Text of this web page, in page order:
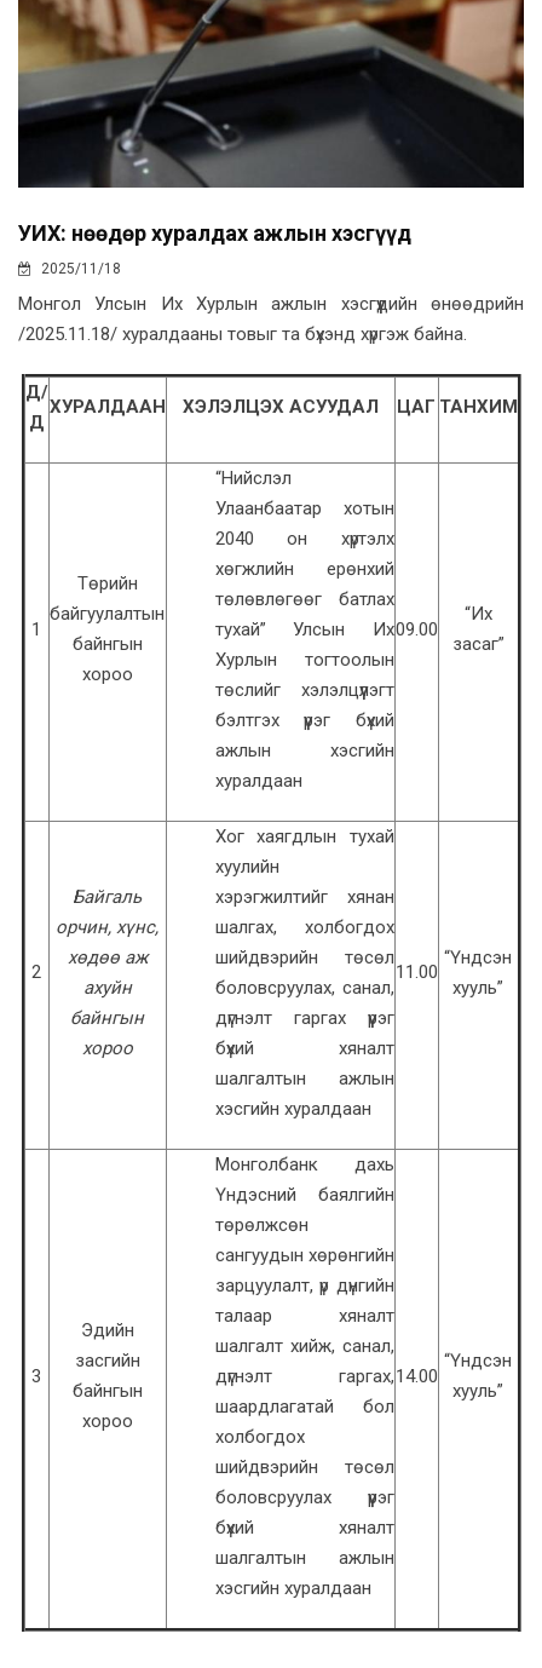
УИХ: Өнөөдөр хуралдах ажлын хэсгүүд
2025/11/18
Монгол Улсын Их Хурлын ажлын хэсгүүдийн өнөөдрийн
/2025.11.18/ хуралдааны товыг та бүхэнд хүргэж байна.
Д/
Д
ХУРАЛДААН ХЭЛЭЛЦЭХ АСУУДАЛ ЦАГ ТАНХИМ
1
Төрийн
байгуулалтын
байнгын
хороо
“Нийслэл
Улаанбаатар хотын
2040 он хүртэлх
хөгжлийн ерөнхий
төлөвлөгөөг батлах
тухай” Улсын Их
Хурлын тогтоолын
төслийг хэлэлцүүлэгт
бэлтгэх үүрэг бүхий
ажлын хэсгийн
хуралдаан
09.00
“Их
засаг”
2
Байгаль
орчин, хүнс,
хөдөө аж
ахуйн
байнгын
хороо
Хог хаягдлын тухай
хуулийн
хэрэгжилтийг хянан
шалгах, холбогдох
шийдвэрийн төсөл
боловсруулах, санал,
дүгнэлт гаргах үүрэг
бүхий хяналт
шалгалтын ажлын
хэсгийн хуралдаан
11.00
“Үндсэн
хууль”
3
Эдийн
засгийн
байнгын
хороо
Монголбанк дахь
Үндэсний баялгийн
төрөлжсөн
сангуудын хөрөнгийн
зарцуулалт, үр дүнгийн
талаар хяналт
шалгалт хийж, санал,
дүгнэлт гаргах,
шаардлагатай бол
холбогдох
шийдвэрийн төсөл
боловсруулах үүрэг
бүхий хяналт
шалгалтын ажлын
хэсгийн хуралдаан
14.00
“Үндсэн
хууль”